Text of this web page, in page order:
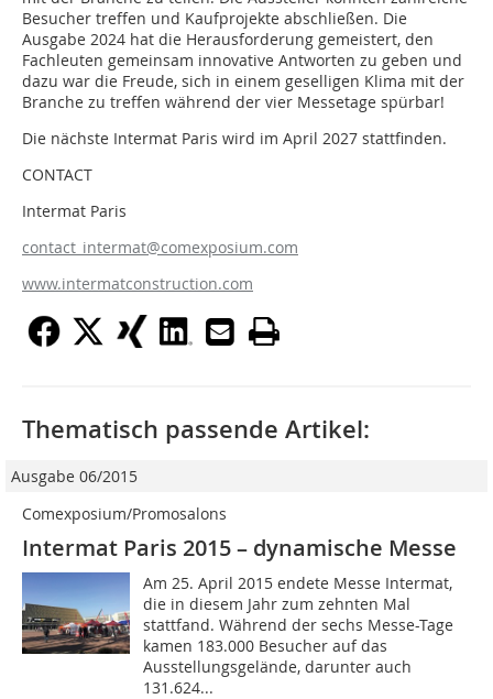
Besucher treffen und Kaufprojekte abschließen. Die
Ausgabe 2024 hat die Herausforderung gemeistert, den
Fachleuten gemeinsam innovative Antworten zu geben und
dazu war die Freude, sich in einem geselligen Klima mit der
Branche zu treffen während der vier Messetage spürbar!
Die nächste Intermat Paris wird im April 2027 stattfinden.
CONTACT
Intermat Paris
contact_intermat@comexposium.com
www.intermatconstruction.com
Thematisch passende Artikel:
Ausgabe 06/2015
Comexposium/Promosalons
Intermat Paris 2015 – dynamische Messe
Am 25. April 2015 endete Messe Intermat,
die in diesem Jahr zum zehnten Mal
stattfand. Während der sechs Messe-Tage
kamen 183.000 Besucher auf das
Ausstellungsgelände, darunter auch
131.624...